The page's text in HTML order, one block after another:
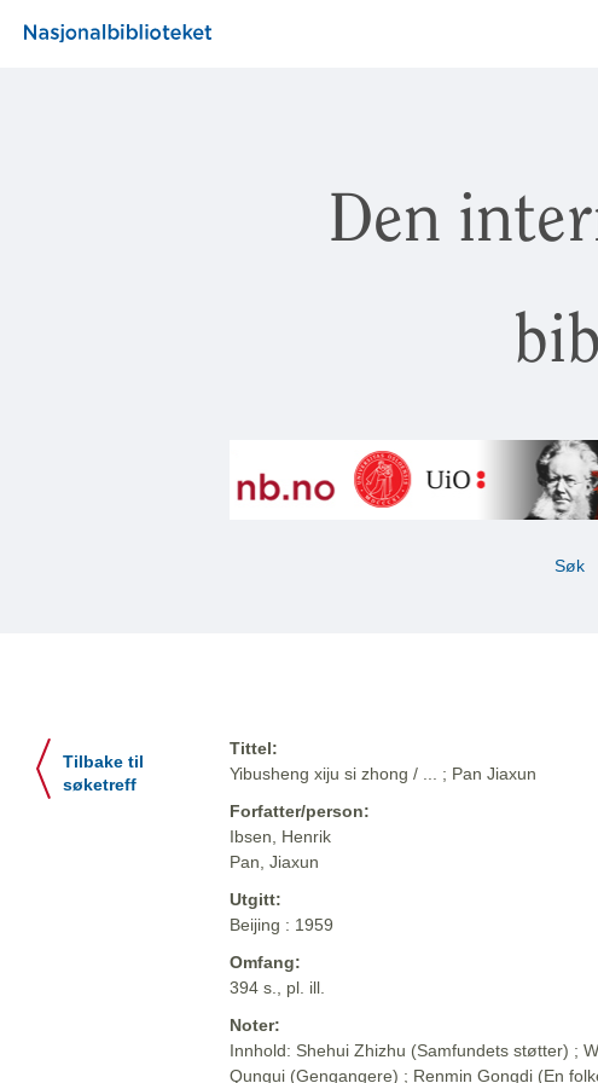
Den
Søk
Tilbake til
søketreff
Tittel:
Yibusheng xiju si zhong / ... ; Pan Jiaxun
Forfatter/person:
Ibsen, Henrik
Pan, Jiaxun
Utgitt:
Beijing : 1959
Omfang:
394 s., pl. ill.
Noter:
Innhold: Shehui Zhizhu (Samfundets støtter) ;
Qungui (Gengangere) ; Renmin Gongdi (En